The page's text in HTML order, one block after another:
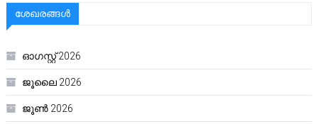
ശേഖരങ്ങൾ
ഓഗസ്റ്റ്‌ 2026
ജൂലൈ 2026
ജൂൺ 2026